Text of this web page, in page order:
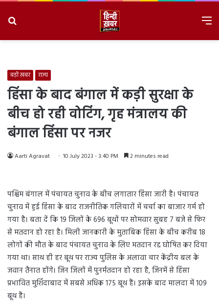
बड़ी ख़बर राज्य
हिंसा के बाद बंगाल में कड़ी सुरक्षा के
बीच हो रही वोटिंग, गृह मंत्रालय की
बंगाल हिंसा पर नजर
Aarti Agravat 10 July 2023 - 3:40 PM 2 minutes read
पश्चिम बंगाल में पंचायत चुनाव के बीच लगातार हिंसा जारी है। पंचायत
चुनाव में हुई हिंसा के बाद राजनीतिक गलियारों में चर्चा का बाजार गर्म हो
गया है। बता दें कि 19 जिलों के 696 बूथों पर सोमवार सुबह 7 बजे से फिर
से मतदान हो रहा है। मिली जानकारी के मुताबिक हिंसा के बीच करीब 18
लोगों की मौत के बाद पंचायत चुनाव के लिए मतदान रद्द घोषित कर दिया
गया था। साथ ही हर बूथ पर राज्य पुलिस के अलावा चार केंद्रीय बल के
जवान तैनात होंगे। जिन जिलों में पुनर्मतदान हो रहा है, जिनमें से हिंसा
प्रभावित मुर्शिदाबाद में सबसे अधिक 175 बूथ हैं। इसके बाद मालदा में 109
बूथ हैं।